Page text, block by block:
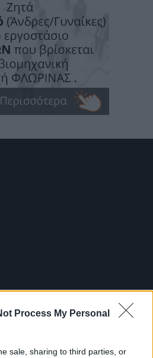
Process My Personal
sale, sharing to third parties, or